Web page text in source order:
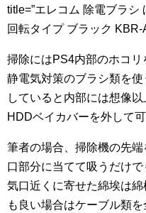
title=”エレコム 除電ブラシ
回転タイプ ブラック KBR-
掃除にはPS4内部のホコリ
静電気対策のブラシ類を
していると内部には想像
HDDベイカバーを外して
筆者の場合、掃除機の先
口部分に当てて吸うだけ
気口近くに寄せた綿埃は
も良い場合はケーブル類